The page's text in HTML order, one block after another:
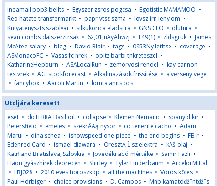
indamail pop3 bellts • Egyszer zsros pogcsa • Egotistic MAMAMOO •
Reo hatate transfermarkt • papr vtsz szma • lovsz irn lenylom •
Kutyatenyszts szablyai • silkukorica eladsi ra • GNS CEO • dlutnra •
sean combs dalszerztrsak • 62,01,nAyAhwzj • 149(1) • zldsgruk • James
McAtee salary • blog • David Blair • tags • 0953Ny letltse • coverage •
ASMonacoFC • Vasas fc hrek • opitz barbi tnkreteszel •
KatharineHepburn • ASALocalRun • zemorvosi rendel • kay cannon
testvrek • AGLstockforecast • Alkalmazások frissítése • a verseny vege
•fancybox • Aaron Martin • lomtalanits pcs
Utoljára keresett
eset • doTERRA Basil oil • collapse • Klemen Nemanic • spanyol kir •
Petersfield • emeles • szekrĂÄą nysor • cd tenerife cacho • Adam
Marui • dina schea • ishowspeed one piece • the end begins • FB r •
Edenred Card • ismael diawara • OresztÄ Ĺ sz elektra • kÄš olaj •
Kaufland Bratislava, Szlovkia • Jövedéki adó mértéke • Samir Fazli •
Haon gyászhírek debrecen • Shirley • Tyler Linderbaum • ArcelorMittal
• LBJ028 • 2010 eves horoszkop • all the machines • Vörös köles •
Paul Hörbiger • choice provisions • D. Campos • Mnb kamatdďż˝ntďż˝s